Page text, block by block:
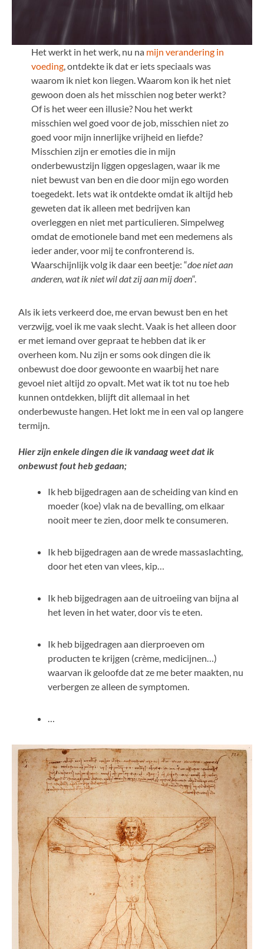
Het werkt in het werk, nu na mijn verandering in
voeding, ontdekte ik dat er iets speciaals was
waarom ik niet kon liegen. Waarom kon ik het niet
gewoon doen als het misschien nog beter werkt?
Of is het weer een illusie? Nou het werkt
misschien wel goed voor de job, misschien niet zo
goed voor mijn innerlijke vrijheid en liefde?
Misschien zijn er emoties die in mijn
onderbewustzijn liggen opgeslagen, waar ik me
niet bewust van ben en die door mijn ego worden
toegedekt. Iets wat ik ontdekte omdat ik altijd heb
geweten dat ik alleen met bedrijven kan
overleggen en niet met particulieren. Simpelweg
omdat de emotionele band met een medemens als
ieder ander, voor mij te confronterend is.
Waarschijnlijk volg ik daar een beetje: “doe niet aan
anderen, wat ik niet wil dat zij aan mij doen“.
Als ik iets verkeerd doe, me ervan bewust ben en het
verzwijg, voel ik me vaak slecht. Vaak is het alleen door
er met iemand over gepraat te hebben dat ik er
overheen kom. Nu zijn er soms ook dingen die ik
onbewust doe door gewoonte en waarbij het nare
gevoel niet altijd zo opvalt. Met wat ik tot nu toe heb
kunnen ontdekken, blijft dit allemaal in het
onderbewuste hangen. Het lokt me in een val op langere
termijn.
Hier zijn enkele dingen die ik vandaag weet dat ik
onbewust fout heb gedaan;
Ik heb bijgedragen aan de scheiding van kind en
moeder (koe) vlak na de bevalling, om elkaar
nooit meer te zien, door melk te consumeren.
Ik heb bijgedragen aan de wrede massaslachting,
door het eten van vlees, kip…
Ik heb bijgedragen aan de uitroeiing van bijna al
het leven in het water, door vis te eten.
Ik heb bijgedragen aan dierproeven om
producten te krijgen (crème, medicijnen…)
waarvan ik geloofde dat ze me beter maakten, nu
verbergen ze alleen de symptomen.
…